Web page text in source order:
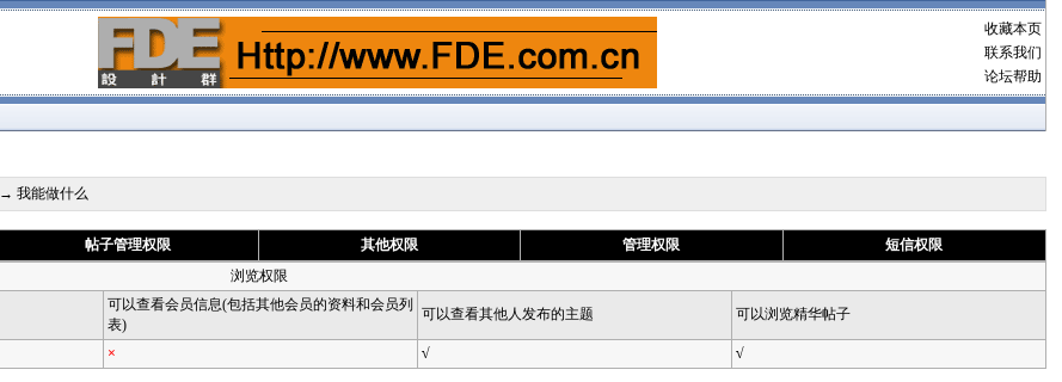
收藏本页
联系我们
论坛帮助
→ 我能做什么
帖子管理权限 其他权限 管理权限
短信权限
浏览权限
可以查看会员信息(包括其他会员的资料和会员列
表)
可以查看其他人发布的主题 可以浏览精华帖子
× √ √